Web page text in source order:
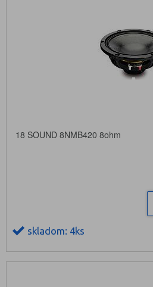
18 SOUND 8NMB420 8ohm
skladom: 4ks